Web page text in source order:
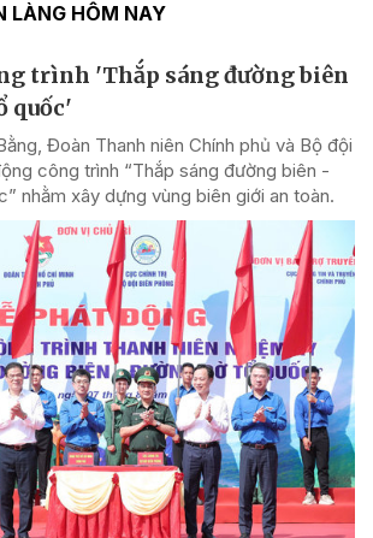
LÀNG HÔM NAY
trình 'Thắp sáng đường biên
quốc'
Đoàn Thanh niên Chính phủ và Bộ đội
công trình “Thắp sáng đường biên -
nhằm xây dựng vùng biên giới an toàn.